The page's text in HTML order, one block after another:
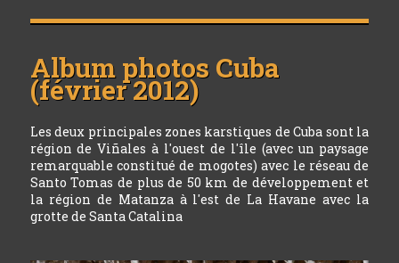
Album photos Cuba
(février 2012)
Les deux principales zones karstiques de Cuba sont la
région de Viñales à l'ouest de l'île (avec un paysage
remarquable constitué de mogotes) avec le réseau de
Santo Tomas de plus de 50 km de développement et
la région de Matanza à l'est de La Havane avec la
grotte de Santa Catalina